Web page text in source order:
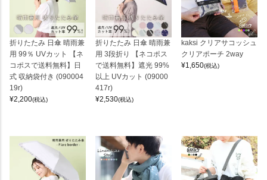
折りたたみ 日傘 晴雨兼
用 99％ UVカット 【ネ
コポスで送料無料】日
式 収納袋付き (090004
19r)
¥2,200(税込)
折りたたみ 日傘 晴雨兼
用 3段折り 【ネコポス
で送料無料】遮光 99%
以上 UVカット (09000
417r)
¥2,530(税込)
kaksi クリアサコッシュ
クリアポーチ 2way
¥1,650(税込)